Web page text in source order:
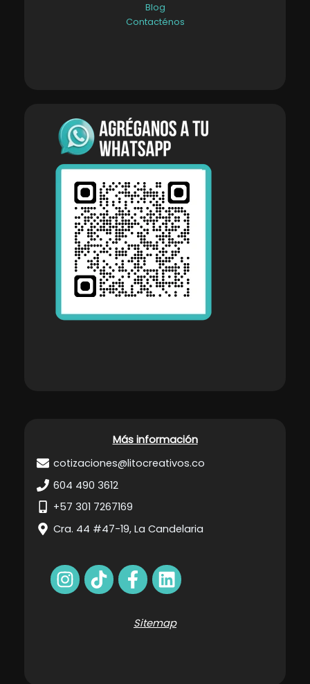
Blog
Contacténos
Más información
cotizaciones@litocreativos.co
604 490 3612
+57 301 7267169
Cra. 44 #47-19, La Candelaria
Sitemap